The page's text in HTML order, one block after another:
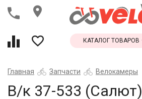
КАТАЛОГ ТОВАРОВ
Главная Запчасти Велокамеры
В/к 37-533 (Салют)